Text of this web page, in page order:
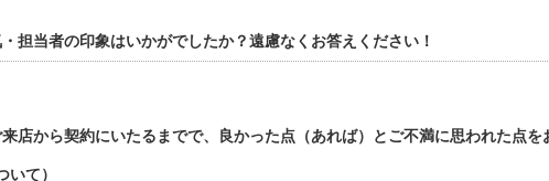
担当者の印象はいかがでしたか？遠慮なくお答えください！
店から契約にいたるまでで、良かった点（あれば）とご不満に思われた点を
いて）